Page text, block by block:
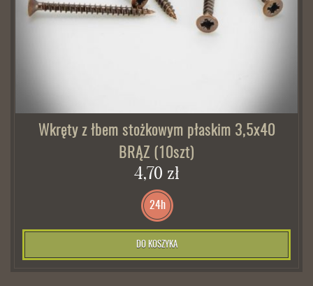
Wkręty z łbem stożkowym płaskim 3,5x40
BRĄZ (10szt)
4,70 zł
24h
DO KOSZYKA